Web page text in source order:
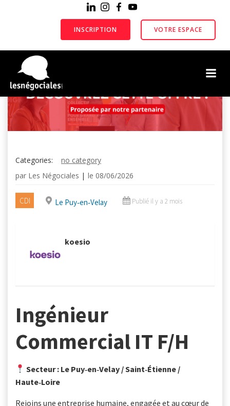
Aller
au
contenu
INSCRIPTION VOTRE ESPACE
Categories:
no category
par Les Négociales | le 08/06/2026
CDI Le Puy‑en‑Velay Publié il y a 2 mois
- koesio
Ingénieur
Commercial IT F/H
Secteur : Le Puy‑en‑Velay / Saint‑Étienne /
Haute‑Loire
Rejoins une entreprise humaine, engagée et au cœur de